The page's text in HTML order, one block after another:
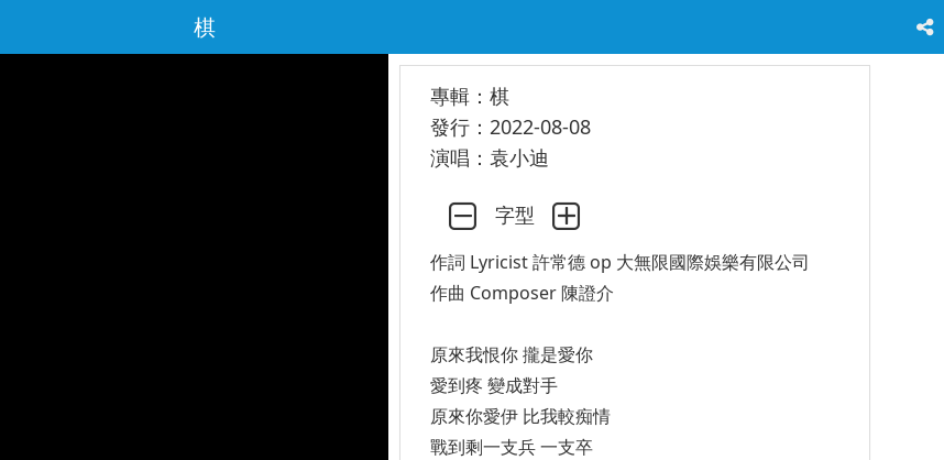
棋
專輯：棋
發行：2022-08-08
演唱：袁小迪
字型
作詞 Lyricist 許常德 op 大無限國際娛樂有限公司
作曲 Composer 陳證介
原來我恨你 攏是愛你
愛到疼 變成對手
原來你愛伊 比我較痴情
戰到剩一支兵 一支卒